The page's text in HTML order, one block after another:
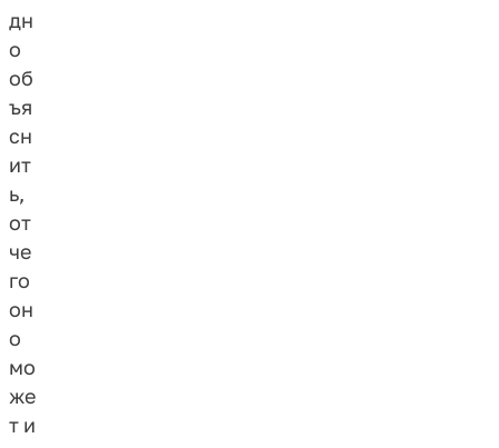
дн
о
об
ъя
сн
ит
ь,
от
че
го
он
о
мо
же
т и